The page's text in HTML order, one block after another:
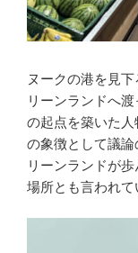
ヌークの港を見
リーンランドへ渡
の起点を築いた
の象徴として議
リーンランドが
場所とも言われて